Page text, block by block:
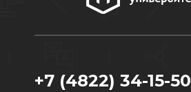
+7 (4822) 34-15-50